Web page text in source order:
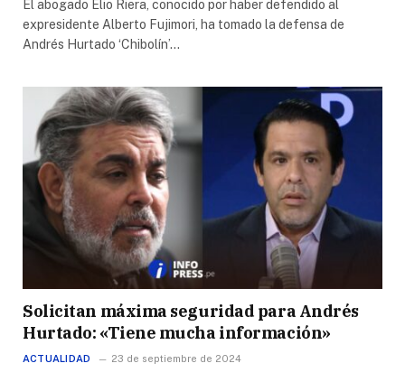
El abogado Elio Riera, conocido por haber defendido al
expresidente Alberto Fujimori, ha tomado la defensa de
Andrés Hurtado ‘Chibolín’…
Solicitan máxima seguridad para Andrés
Hurtado: «Tiene mucha información»
ACTUALIDAD 23 de septiembre de 2024